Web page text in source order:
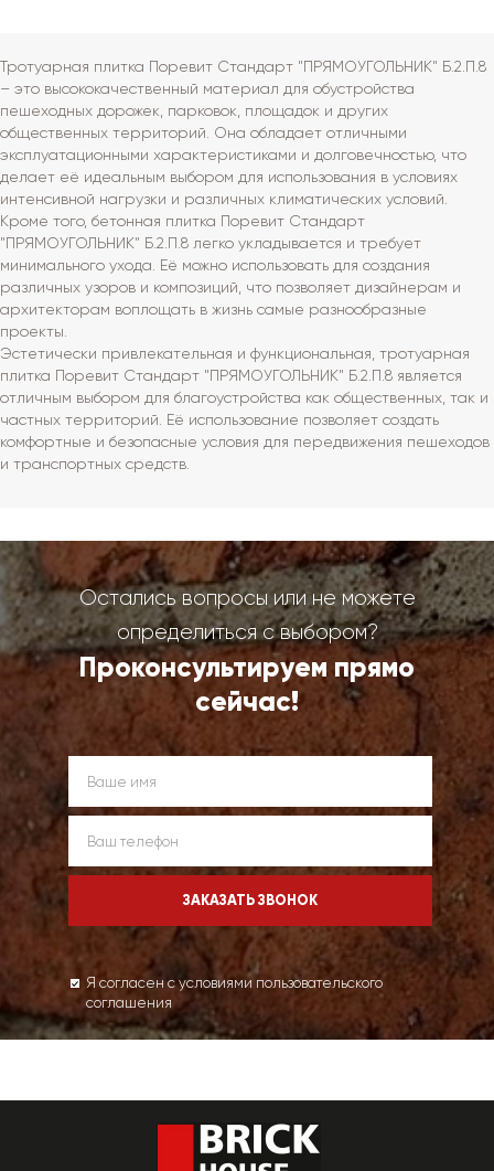
Тротуарная плитка Поревит Стандарт "ПРЯМОУГОЛЬНИК" Б.2.П.8
– это высококачественный материал для обустройства
пешеходных дорожек, парковок, площадок и других
общественных территорий. Она обладает отличными
эксплуатационными характеристиками и долговечностью, что
делает её идеальным выбором для использования в условиях
интенсивной нагрузки и различных климатических условий.
Кроме того, бетонная плитка Поревит Стандарт
"ПРЯМОУГОЛЬНИК" Б.2.П.8 легко укладывается и требует
минимального ухода. Её можно использовать для создания
различных узоров и композиций, что позволяет дизайнерам и
архитекторам воплощать в жизнь самые разнообразные
проекты.
Эстетически привлекательная и функциональная, тротуарная
плитка Поревит Стандарт "ПРЯМОУГОЛЬНИК" Б.2.П.8 является
отличным выбором для благоустройства как общественных, так и
частных территорий. Её использование позволяет создать
комфортные и безопасные условия для передвижения пешеходов
и транспортных средств.
Остались вопросы или не можете
определиться с выбором?
Проконсультируем прямо
сейчас!
Я согласен с условиями пользовательского
соглашения